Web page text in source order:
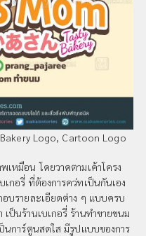
Bakery Logo, Cartoon Logo
เหมือน โดยวาดตามเค้าโครง
กอรี่ ที่ต้องการคว่ทเป็นกันเอง
บรายละเอียดต่าง ๆ แบบครบ
ป็นร้านเบเกอรี่ ร้านทำขายขนม
นการ์ตูนสดใส มีรูปแบบของการ